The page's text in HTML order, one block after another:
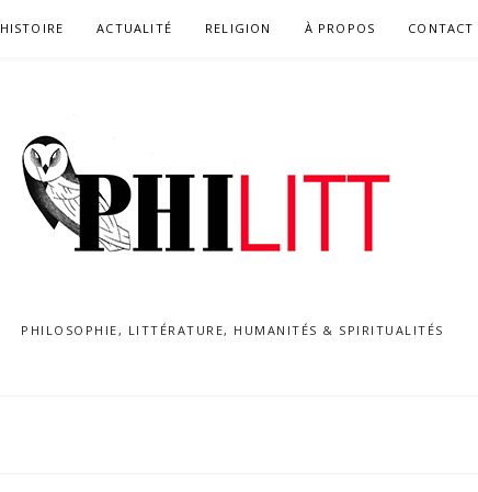
HISTOIRE ACTUALITÉ RELIGION À PROPOS CONTACT
PHILOSOPHIE, LITTÉRATURE, HUMANITÉS & SPIRITUALITÉS